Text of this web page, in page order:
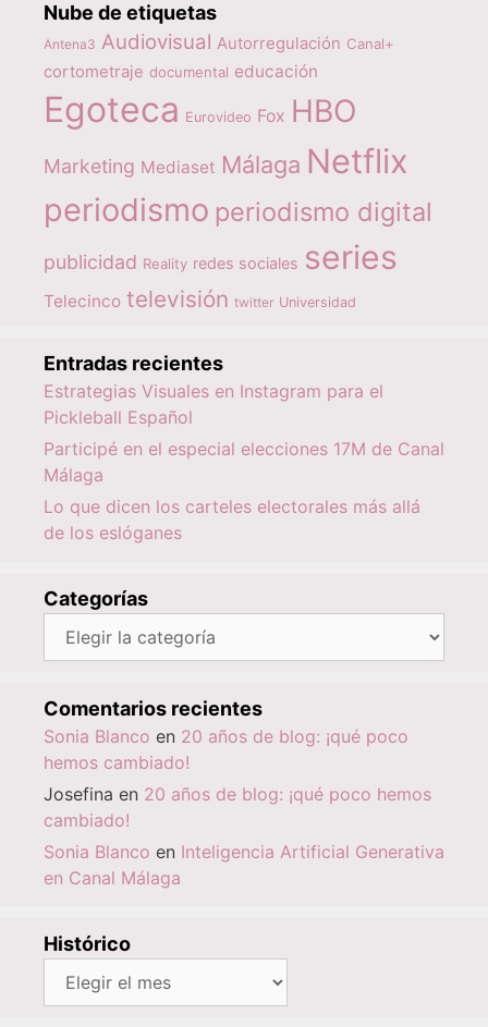
Nube de etiquetas
Antena3 Audiovisual Autorregulación Canal+
cortometraje documental educación
Egoteca Eurovideo Fox HBO
Marketing Mediaset Málaga Netflix
periodismo periodismo digital
publicidad Reality redes sociales series
Telecinco televisión twitter Universidad
Entradas recientes
Estrategias Visuales en Instagram para el
Pickleball Español
Participé en el especial elecciones 17M de Canal
Málaga
Lo que dicen los carteles electorales más allá
de los eslóganes
Categorías
Categorías
Comentarios recientes
Sonia Blanco en 20 años de blog: ¡qué poco
hemos cambiado!
Josefina en 20 años de blog: ¡qué poco hemos
cambiado!
Sonia Blanco en Inteligencia Artificial Generativa
en Canal Málaga
Histórico
Histórico